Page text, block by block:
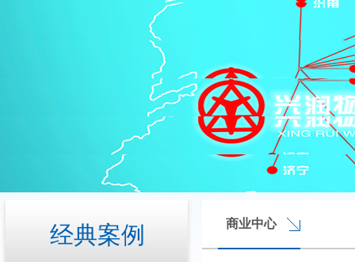
经典案例 商业中心